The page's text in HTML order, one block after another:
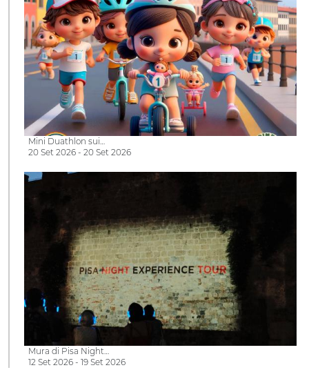
Mini Duathlon sui…
20 Set 2026 - 20 Set 2026
Mura di Pisa Night…
12 Set 2026 - 19 Set 2026